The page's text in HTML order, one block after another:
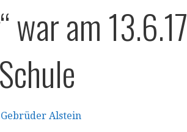
war am 13.6.17
Alstein